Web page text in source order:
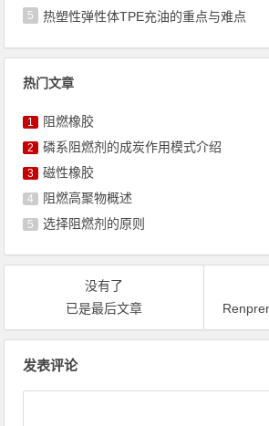
5 热塑性弹性体TPE充油的重点与难点
热门文章
1 阻燃橡胶
2 磷系阻燃剂的成炭作用模式介绍
3 磁性橡胶
4 阻燃高聚物概述
5 选择阻燃剂的原则
没有了
已是最后文章
Renprene
发表评论